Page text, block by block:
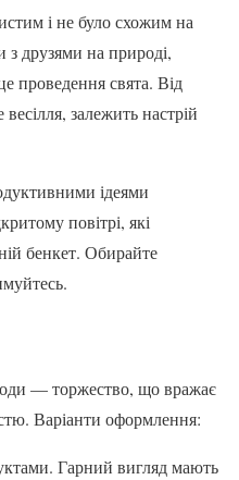
і не було схожим на
з друзями на природі,
проведення свята. Від
залежить настрій
ідеями
повітрі, які
бенкет. Обирайте
— торжество, що вражає
Варіанти оформлення:
Гарний вигляд мають